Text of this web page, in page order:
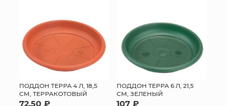
ПОДДОН ТЕРРА 4 Л, 18,5
СМ, ТЕРРАКОТОВЫЙ
72.50 ₽
ПОДДОН ТЕРРА 6 Л, 21,5
СМ, ЗЕЛЕНЫЙ
107 ₽